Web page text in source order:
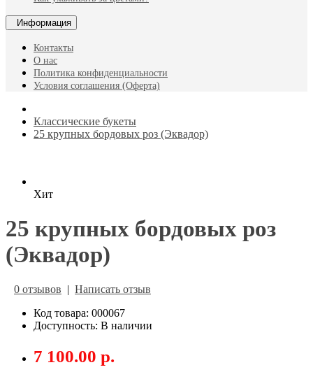
Информация
Контакты
О нас
Политика конфиденциальности
Условия соглашения (Оферта)
Классические букеты
25 крупных бордовых роз (Эквадор)
Хит
25 крупных бордовых роз
(Эквадор)
0 отзывов | Написать отзыв
Код товара: 000067
Доступность: В наличии
7 100.00 р.